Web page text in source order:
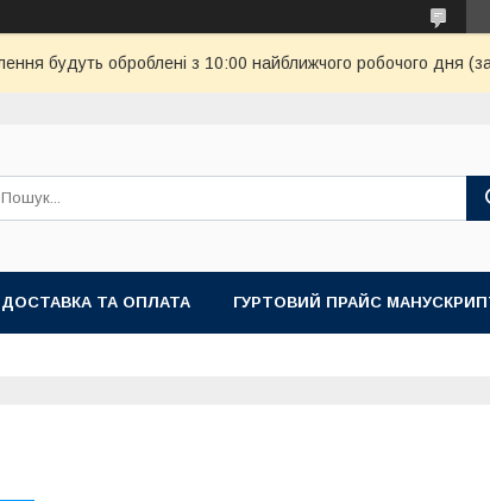
будуть оброблені з 10:00 найближчого робочого дня
ДОСТАВКА ТА ОПЛАТА ГУРТОВИЙ ПРАЙС